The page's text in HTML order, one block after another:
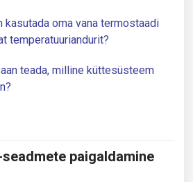
kasutada oma vana termostaadi
temperatuuriandurit?
teada, milline küttesüsteem
paigaldamine